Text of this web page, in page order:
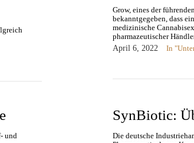
Grow, eines der
bekanntgegeben, dass
medizinische
pharmazeutischer
April 6, 2022
In
und
SynBiotic:
Die deutsche